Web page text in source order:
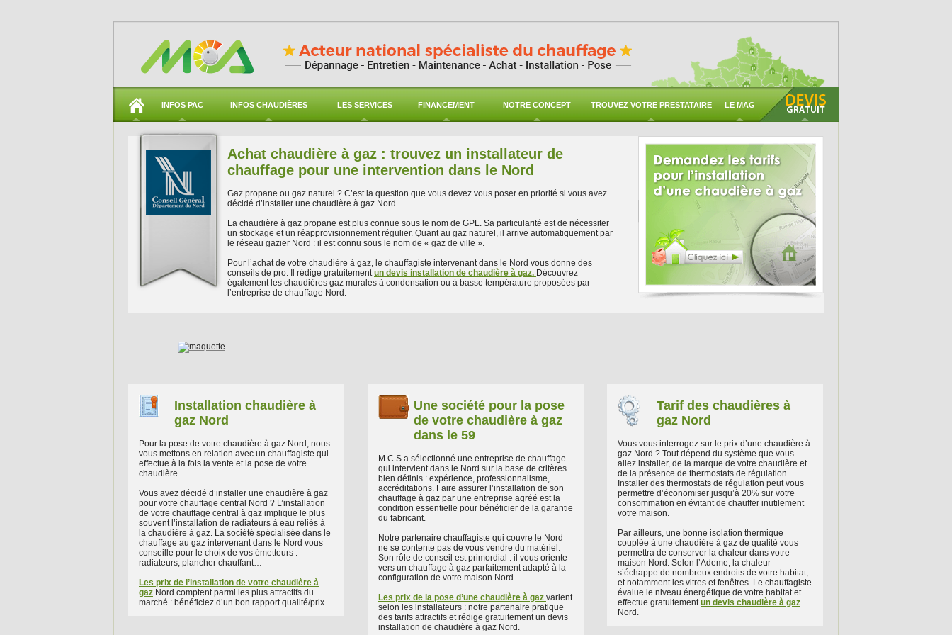
INFOS PAC INFOS CHAUDIÈRES LES SERVICES FINANCEMENT NOTRE CONCEPT TROUVEZ VOTRE PRESTATAIRE LE MAG
Achat chaudière à gaz : trouvez un installateur de
chauffage pour une intervention dans le Nord
Gaz propane ou gaz naturel ? C’est la question que vous devez vous poser en priorité si vous avez
décidé d’installer une chaudière à gaz Nord.
La chaudière à gaz propane est plus connue sous le nom de GPL. Sa particularité est de nécessiter
un stockage et un réapprovisionnement régulier. Quant au gaz naturel, il arrive automatiquement par
le réseau gazier Nord : il est connu sous le nom de « gaz de ville ».
Pour l’achat de votre chaudière à gaz, le chauffagiste intervenant dans le Nord vous donne des
conseils de pro. Il rédige gratuitement un devis installation de chaudière à gaz. Découvrez
également les chaudières gaz murales à condensation ou à basse température proposées par
l’entreprise de chauffage Nord.
Installation chaudière à
gaz Nord
Pour la pose de votre chaudière à gaz Nord, nous
vous mettons en relation avec un chauffagiste qui
effectue à la fois la vente et la pose de votre
chaudière.
Vous avez décidé d’installer une chaudière à gaz
pour votre chauffage central Nord ? L’installation
de votre chauffage central à gaz implique le plus
souvent l’installation de radiateurs à eau reliés à
la chaudière à gaz. La société spécialisée dans le
chauffage au gaz intervenant dans le Nord vous
conseille pour le choix de vos émetteurs :
radiateurs, plancher chauffant…
Les prix de l’installation de votre chaudière à
gaz Nord comptent parmi les plus attractifs du
marché : bénéficiez d’un bon rapport qualité/prix.
Une société pour la pose
de votre chaudière à gaz
dans le 59
M.C.S a sélectionné une entreprise de chauffage
qui intervient dans le Nord sur la base de critères
bien définis : expérience, professionnalisme,
accréditations. Faire assurer l’installation de son
chauffage à gaz par une entreprise agréé est la
condition essentielle pour bénéficier de la garantie
du fabricant.
Notre partenaire chauffagiste qui couvre le Nord
ne se contente pas de vous vendre du matériel.
Son rôle de conseil est primordial : il vous oriente
vers un chauffage à gaz parfaitement adapté à la
configuration de votre maison Nord.
Les prix de la pose d’une chaudière à gaz varient
selon les installateurs : notre partenaire pratique
des tarifs attractifs et rédige gratuitement un devis
installation de chaudière à gaz Nord.
Tarif des chaudières à
gaz Nord
Vous vous interrogez sur le prix d’une chaudière à
gaz Nord ? Tout dépend du système que vous
allez installer, de la marque de votre chaudière et
de la présence de thermostats de régulation.
Installer des thermostats de régulation peut vous
permettre d’économiser jusqu’à 20% sur votre
consommation en évitant de chauffer inutilement
votre maison.
Par ailleurs, une bonne isolation thermique
couplée à une chaudière à gaz de qualité vous
permettra de conserver la chaleur dans votre
maison Nord. Selon l’Ademe, la chaleur
s’échappe de nombreux endroits de votre habitat,
et notamment les vitres et fenêtres. Le chauffagiste
évalue le niveau énergétique de votre habitat et
effectue gratuitement un devis chaudière à gaz
Nord.